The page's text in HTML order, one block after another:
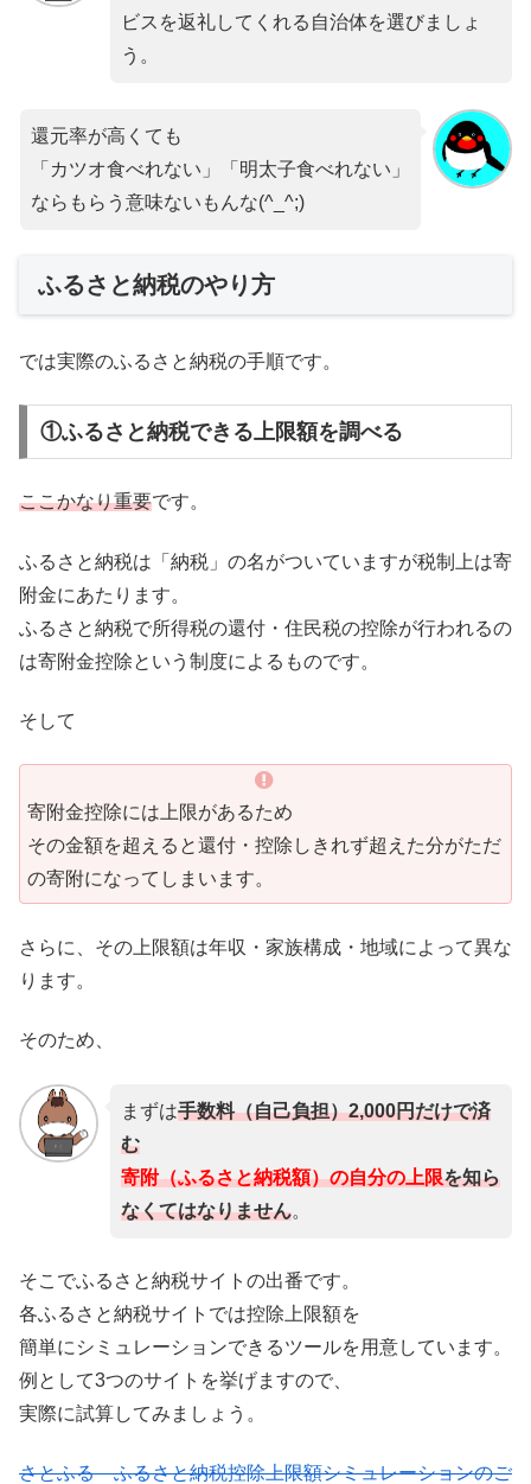
ビスを返礼してくれる自治体を選びましょ
う。
還元率が高くても
「カツオ食べれない」「明太子食べれない」
ならもらう意味ないもんな(^_^;)
ふるさと納税のやり方
では実際のふるさと納税の手順です。
①ふるさと納税できる上限額を調べる
ここかなり重要です。
ふるさと納税は「納税」の名がついていますが税制上は寄
附金にあたります。
ふるさと納税で所得税の還付・住民税の控除が行われるの
は寄附金控除という制度によるものです。
そして
寄附金控除には上限があるため
その金額を超えると還付・控除しきれず超えた分がただ
の寄附になってしまいます。
さらに、その上限額は年収・家族構成・地域によって異な
ります。
そのため、
まずは手数料（自己負担）2,000円だけで済
む
寄附（ふるさと納税額）の自分の上限を知ら
なくてはなりません。
そこでふるさと納税サイトの出番です。
各ふるさと納税サイトでは控除上限額を
簡単にシミュレーションできるツールを用意しています。
例として3つのサイトを挙げますので、
実際に試算してみましょう。
さとふる ふるさと納税控除上限額シミュレーションのご